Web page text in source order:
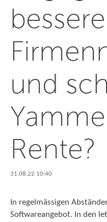
und
Rente?
31.08.22 10:40
In regelmässigen
Softwareangebot. In den